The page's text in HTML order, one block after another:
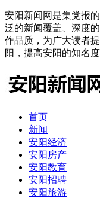
安阳新闻网是集党报
泛的新闻覆盖、深度
作品质，为广大读者
阳，提高安阳的知名度
首页
新闻
安阳经济
安阳房产
安阳教育
安阳招聘
安阳旅游